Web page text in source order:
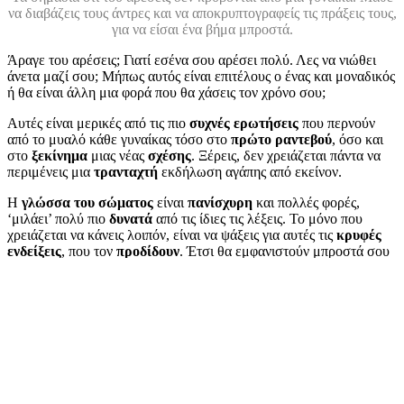
να διαβάζεις τους άντρες και να αποκρυπτογραφείς τις πράξεις τους,
για να είσαι ένα βήμα μπροστά.
Άραγε του αρέσεις; Γιατί εσένα σου αρέσει πολύ. Λες να νιώθει
άνετα μαζί σου; Μήπως αυτός είναι επιτέλους ο ένας και μοναδικός
ή θα είναι άλλη μια φορά που θα χάσεις τον χρόνο σου;
Αυτές είναι μερικές από τις πιο συχνές ερωτήσεις που περνούν
από το μυαλό κάθε γυναίκας τόσο στο πρώτο ραντεβού, όσο και
στο ξεκίνημα μιας νέας σχέσης. Ξέρεις, δεν χρειάζεται πάντα να
περιμένεις μια τρανταχτή εκδήλωση αγάπης από εκείνον.
Η γλώσσα του σώματος είναι πανίσχυρη και πολλές φορές,
‘μιλάει’ πολύ πιο δυνατά από τις ίδιες τις λέξεις. Το μόνο που
χρειάζεται να κάνεις λοιπόν, είναι να ψάξεις για αυτές τις κρυφές
ενδείξεις, που τον προδίδουν. Έτσι θα εμφανιστούν μπροστά σου